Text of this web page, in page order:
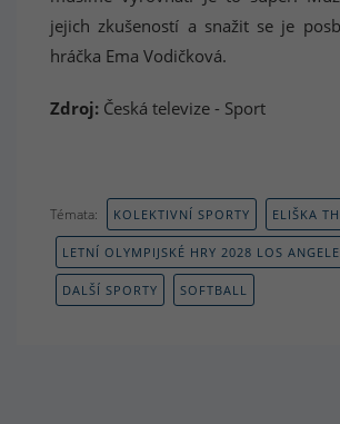
jejich zkušeností a snažit se je
hráčka Ema Vodičková.
Zdroj: Česká televize - Sport
Témata: KOLEKTIVNÍ SPORTY ELIŠKA
LETNÍ OLYMPIJSKÉ HRY 2028 LOS
DALŠÍ SPORTY SOFTBALL